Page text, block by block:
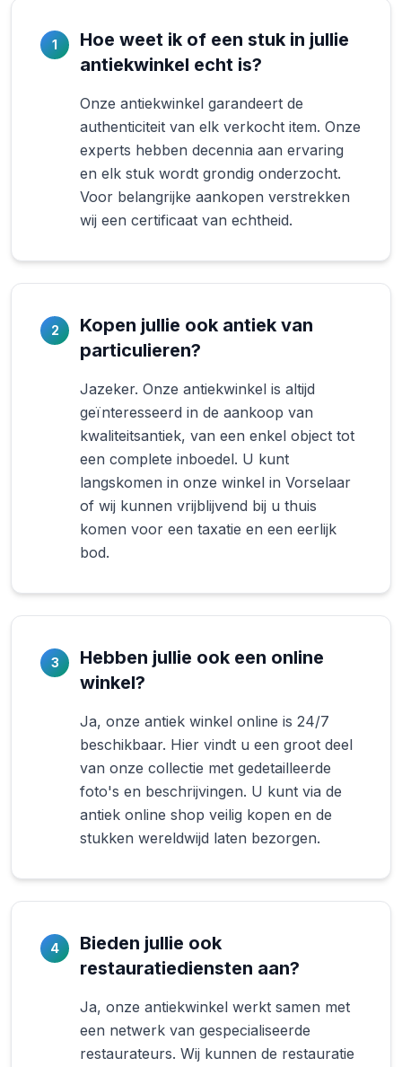
1
Hoe weet ik of een stuk in jullie
antiekwinkel echt is?
Onze antiekwinkel garandeert de
authenticiteit van elk verkocht item. Onze
experts hebben decennia aan ervaring
en elk stuk wordt grondig onderzocht.
Voor belangrijke aankopen verstrekken
wij een certificaat van echtheid.
2
Kopen jullie ook antiek van
particulieren?
Jazeker. Onze antiekwinkel is altijd
geïnteresseerd in de aankoop van
kwaliteitsantiek, van een enkel object tot
een complete inboedel. U kunt
langskomen in onze winkel in Vorselaar
of wij kunnen vrijblijvend bij u thuis
komen voor een taxatie en een eerlijk
bod.
3
Hebben jullie ook een online
winkel?
Ja, onze antiek winkel online is 24/7
beschikbaar. Hier vindt u een groot deel
van onze collectie met gedetailleerde
foto's en beschrijvingen. U kunt via de
antiek online shop veilig kopen en de
stukken wereldwijd laten bezorgen.
4
Bieden jullie ook
restauratiediensten aan?
Ja, onze antiekwinkel werkt samen met
een netwerk van gespecialiseerde
restaurateurs. Wij kunnen de restauratie